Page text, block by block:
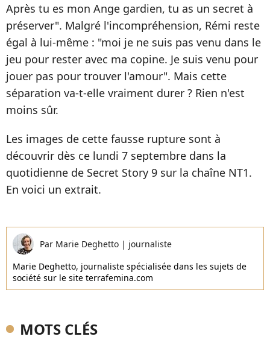
Après tu es mon Ange gardien, tu as un secret à
préserver". Malgré l'incompréhension, Rémi reste
égal à lui-même : "moi je ne suis pas venu dans le
jeu pour rester avec ma copine. Je suis venu pour
jouer pas pour trouver l'amour". Mais cette
séparation va-t-elle vraiment durer ? Rien n'est
moins sûr.
Les images de cette fausse rupture sont à
découvrir dès ce lundi 7 septembre dans la
quotidienne de Secret Story 9 sur la chaîne NT1.
En voici un extrait.
Par Marie Deghetto | journaliste
Marie Deghetto, journaliste spécialisée dans les sujets de
société sur le site terrafemina.com
MOTS CLÉS